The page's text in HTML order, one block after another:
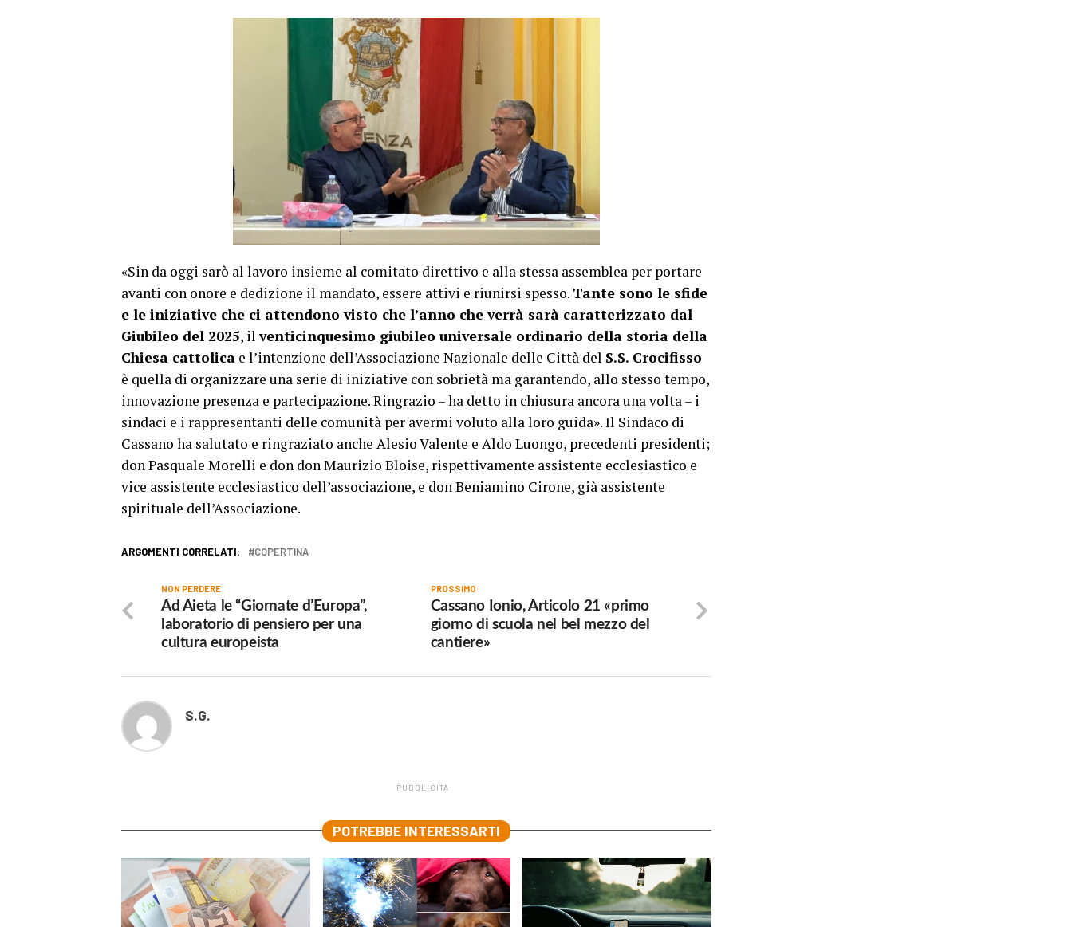
«Sin da oggi sarò al lavoro insieme al comitato direttivo e alla stessa assemblea per portare
avanti con onore e dedizione il mandato, essere attivi e riunirsi spesso. Tante sono le sfide
e le iniziative che ci attendono visto che l’anno che verrà sarà caratterizzato dal
Giubileo del 2025, ilventicinquesimo giubileo universale ordinario della storia della
Chiesa cattolica e l’intenzione dell’Associazione Nazionale delle Città del S.S. Crocifisso
è quella di organizzare una serie di iniziative con sobrietà ma garantendo, allo stesso tempo,
innovazione presenza e partecipazione. Ringrazio – ha detto in chiusura ancora una volta – i
sindaci e i rappresentanti delle comunità per avermi voluto alla loro guida». Il Sindaco di
Cassano ha salutato e ringraziato anche Alesio Valente e Aldo Luongo, precedenti presidenti;
don Pasquale Morelli e don don Maurizio Bloise, rispettivamente assistente ecclesiastico e
vice assistente ecclesiastico dell’associazione, e don Beniamino Cirone, già assistente
spirituale dell’Associazione.
ARGOMENTI CORRELATI: COPERTINA
PROSSIMO
Cassano Ionio, Articolo 21 «primo
giorno di scuola nel bel mezzo del
cantiere»
NON PERDERE
Ad Aieta le “Giornate d’Europa”,
laboratorio di pensiero per una
cultura europeista
S.G.
PUBBLICITÀ
POTREBBE INTERESSARTI